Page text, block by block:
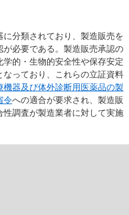
分類されており、製造販売を
が必要である。製造販売承認の
的・生物的安全性や保存安定
っており、これらの立証資料
機器及び体外診断用医薬品の製
令への適合が要求され、製造販
調査が製造業者に対して実施